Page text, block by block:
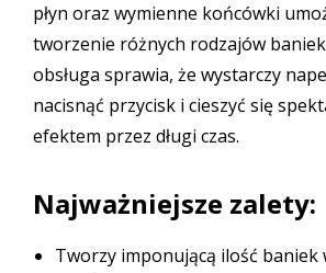
płyn oraz wymienne końcówki
tworzenie różnych rodzajów
obsługa sprawia, że wystarczy
nacisnąć przycisk i cieszyć się
efektem przez długi czas.
Najważniejsze zalety:
Tworzy imponującą ilość baniek